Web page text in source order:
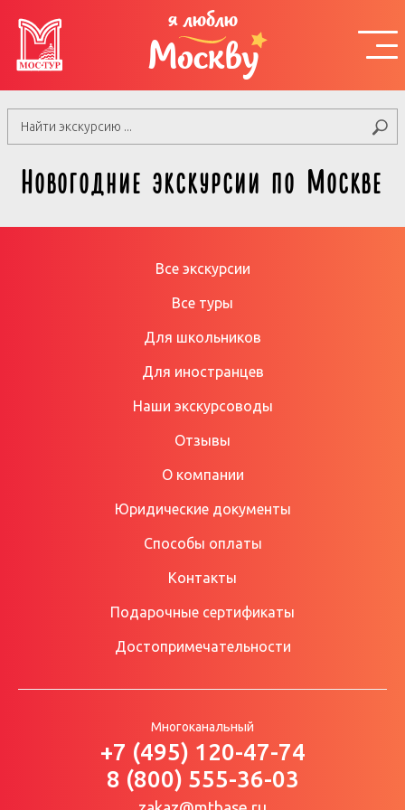
я люблю
Москву
Новогодние экскурсии по Москве
Все экскурсии
Все туры
Для школьников
Для иностранцев
Наши экскурсоводы
Отзывы
О компании
Юридические документы
Способы оплаты
Контакты
Подарочные сертификаты
Достопримечательности
Многоканальный
+7 (495) 120-47-74
8 (800) 555-36-03